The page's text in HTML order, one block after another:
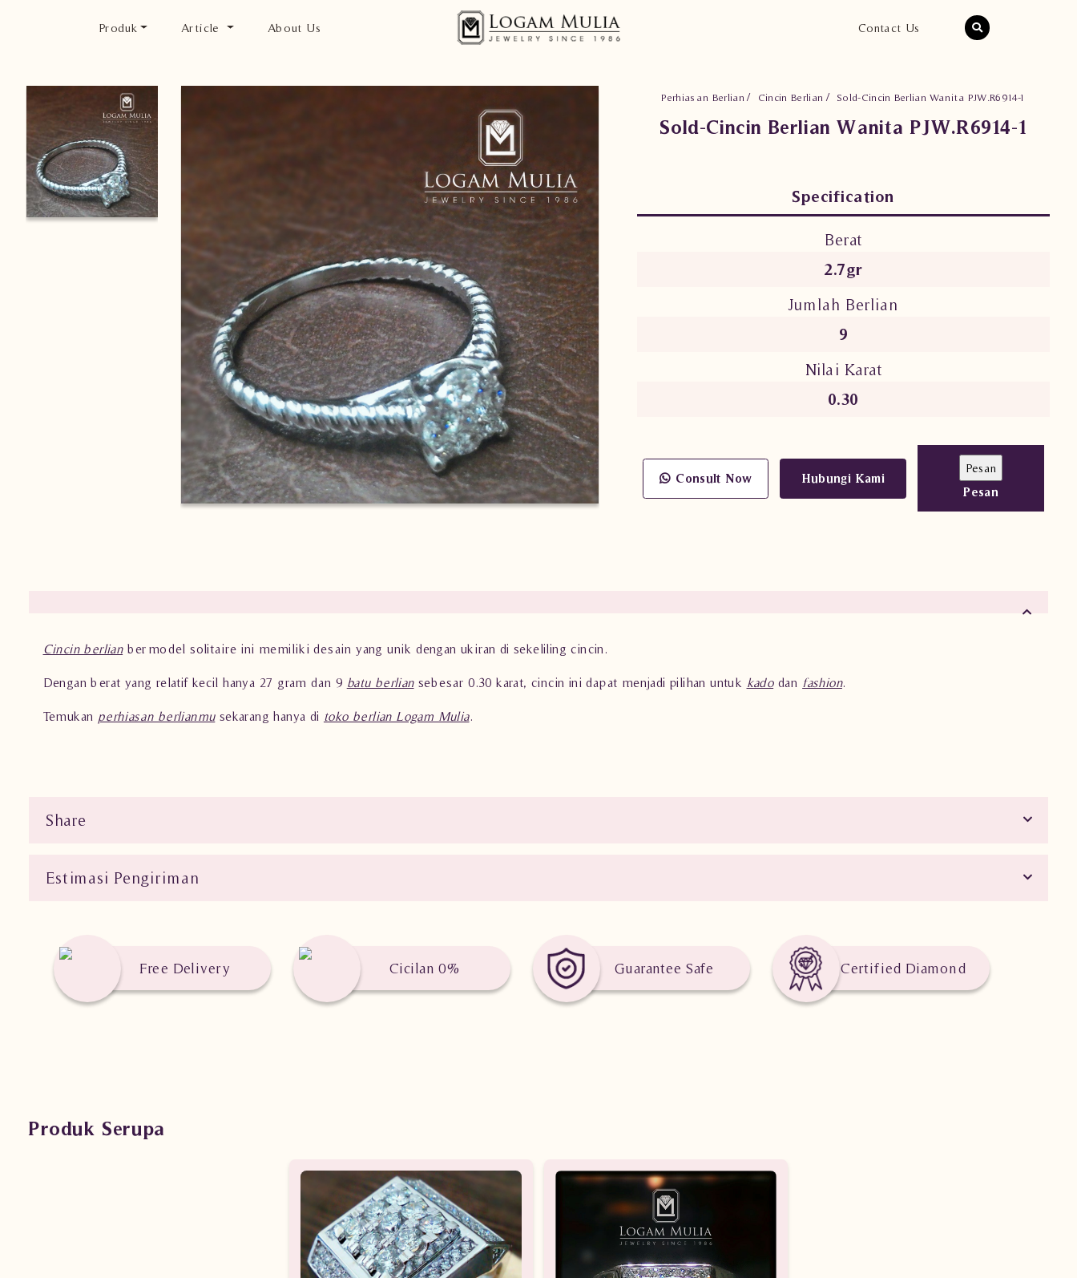
Produk Article About Us Contact Us
Perhiasan Berlian Cincin Berlian Sold-Cincin Berlian Wanita PJW.R6914-1
Sold-Cincin Berlian Wanita PJW.R6914-1
Specification
Berat
2.7gr
Jumlah Berlian
9
Nilai Karat
0.30
Consult Now
Hubungi Kami
Pesan
Cincin berlianbermodel solitaire ini memiliki desain yang unik dengan ukiran di sekeliling cincin.
Dengan berat yang relatif kecil hanya 2.7 gram dan 9 batu berliansebesar 0.30 karat, cincin ini dapat menjadi pilihan untuk kadodan fashion.
Temukan perhiasan berlianmusekarang hanya di toko berlian Logam Mulia.
Share
Estimasi Pengiriman
Free Delivery Cicilan 0% Guarantee Safe Certified Diamond
Produk Serupa